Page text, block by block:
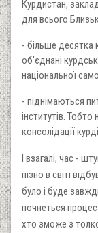
Курдистан,
для всього
- більше десятка
об'єднані
національної
- піднімаються
інститутів.
консолідації
І взагалі, час -
пізно в світі
було і буде
почнеться
хто зможе з